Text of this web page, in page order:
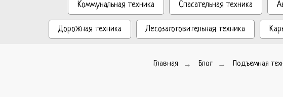
Коммунальная техника Спасательная техника
Дорожная техника Лесозаготовительная техника
Главная → Блог → Подъемная